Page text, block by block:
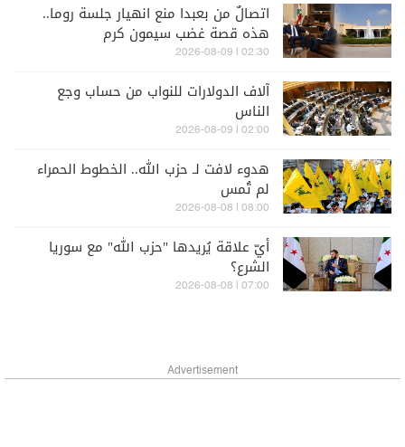
اتصالٌ من بعبدا منع انهيار جلسة روما..
هذه قصة غضب سيمون كرم
02:30 | 2026-08-09
آلاف الدولارات للنواب من حساب وجع
الناس
02:00 | 2026-08-09
هدوء لافت لـ حزب الله.. الخطوط الحمراء
لم تُمس
08:00 | 2026-08-08
أيّ علاقة يُريدها "حزب الله" مع سوريا
الشرع؟
07:00 | 2026-08-08
Advertisement